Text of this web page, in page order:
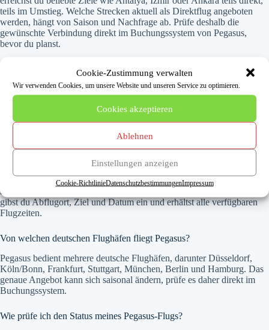
Cookie-Zustimmung verwalten
Wir verwenden Cookies, um unsere Website und unseren Service zu optimieren.
Cookies akzeptieren
Ablehnen
Einstellungen anzeigen
Cookie-RichtlinieDatenschutzbestimmungenImpressum
teils im Umstieg. Welche Strecken aktuell als Direktflug angeboten
werden, hängt von Saison und Nachfrage ab. Prüfe deshalb die
gewünschte Verbindung direkt im Buchungssystem von Pegasus,
bevor du planst.
Tipp: Wenn du deinen Flug gebucht hast, kümmere dich rechtzeitig um
und informiere dich vorab über die
Gepäckregelndeiner Airline, da bei Billigfluggesellschaften oft
Häufige Fragen zum Pegasus Flugplan
Wo finde ich den aktuellen Pegasus Flugplan?
Den verbindlichen und tagesaktuellen Flugplan findest du
ausschließlich auf der offiziellen Pegasus-Website flypgs.com. Dort
gibst du Abflugort, Ziel und Datum ein und erhältst alle verfügbaren
Flugzeiten.
Von welchen deutschen Flughäfen fliegt Pegasus?
Pegasus bedient mehrere deutsche Flughäfen, darunter Düsseldorf,
Köln/Bonn, Frankfurt, Stuttgart, München, Berlin und Hamburg. Das
genaue Angebot kann sich saisonal ändern, prüfe es daher direkt im
Buchungssystem.
Wie prüfe ich den Status meines Pegasus-Flugs?